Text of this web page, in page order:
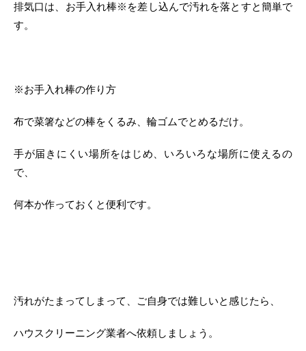
排気口は、お手入れ棒※を差し込んで汚れを落とすと簡単で
す。
※お手入れ棒の作り方
布で菜箸などの棒をくるみ、輪ゴムでとめるだけ。
手が届きにくい場所をはじめ、いろいろな場所に使えるの
で、
何本か作っておくと便利です。
汚れがたまってしまって、ご自身では難しいと感じたら、
ハウスクリーニング業者へ依頼しましょう。